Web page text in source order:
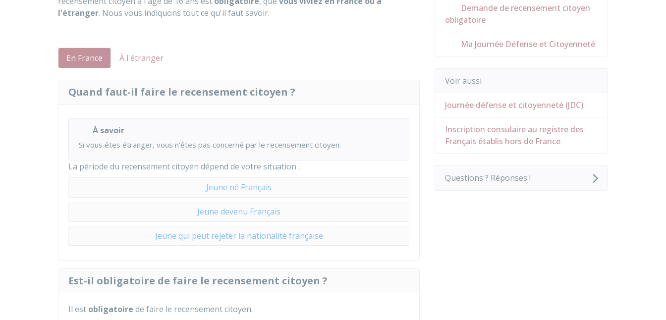
l'étranger. Nous vous indiquons tout ce qu'il faut savoir.
En France À l'étranger
Quand faut-il faire le recensement citoyen ?
À savoir
Si vous êtes étranger, vous n'êtes pas concerné par le recensement citoyen.
La période du recensement citoyen dépend de votre situation :
Jeune né Français
Jeune devenu Français
Jeune qui peut rejeter la nationalité française
Est-il obligatoire de faire le recensement citoyen ?
Il est obligatoire de faire le recensement citoyen.
Demande de recensement citoyen
obligatoire
Ma Journée Défense et Citoyenneté
Voir aussi
Journée défense et citoyenneté (JDC)
Inscription consulaire au registre des
Français établis hors de France
Questions ? Réponses !